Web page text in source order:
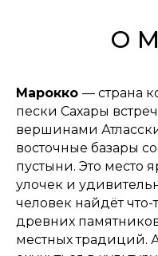
О
Марокко — страна
пески Сахары
вершинами
восточные базары
пустыни. Это место
улочек и
человек найдёт
древних
местных традиций.